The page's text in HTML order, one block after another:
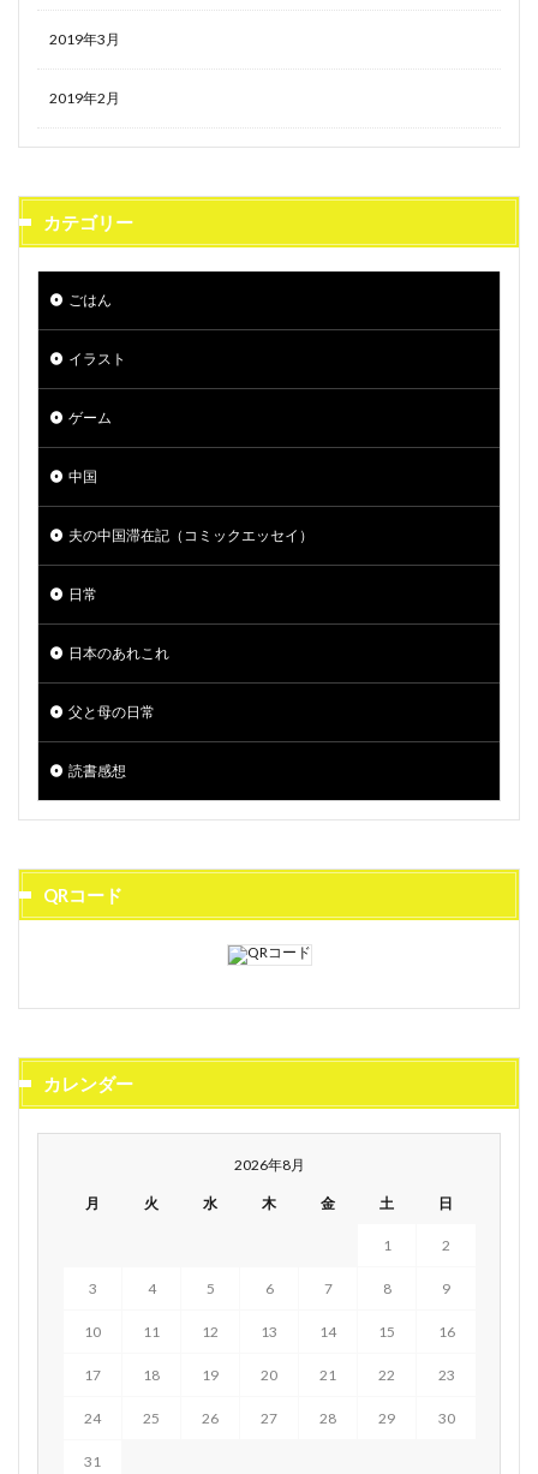
2019年3月
2019年2月
カテゴリー
ごはん
イラスト
ゲーム
中国
夫の中国滞在記（コミックエッセイ）
日常
日本のあれこれ
父と母の日常
読書感想
QRコード
カレンダー
2026年8月
月 火 水 木 金 土 日
1 2
3 4 5 6 7 8 9
10 11 12 13 14 15 16
17 18 19 20 21 22 23
24 25 26 27 28 29 30
31